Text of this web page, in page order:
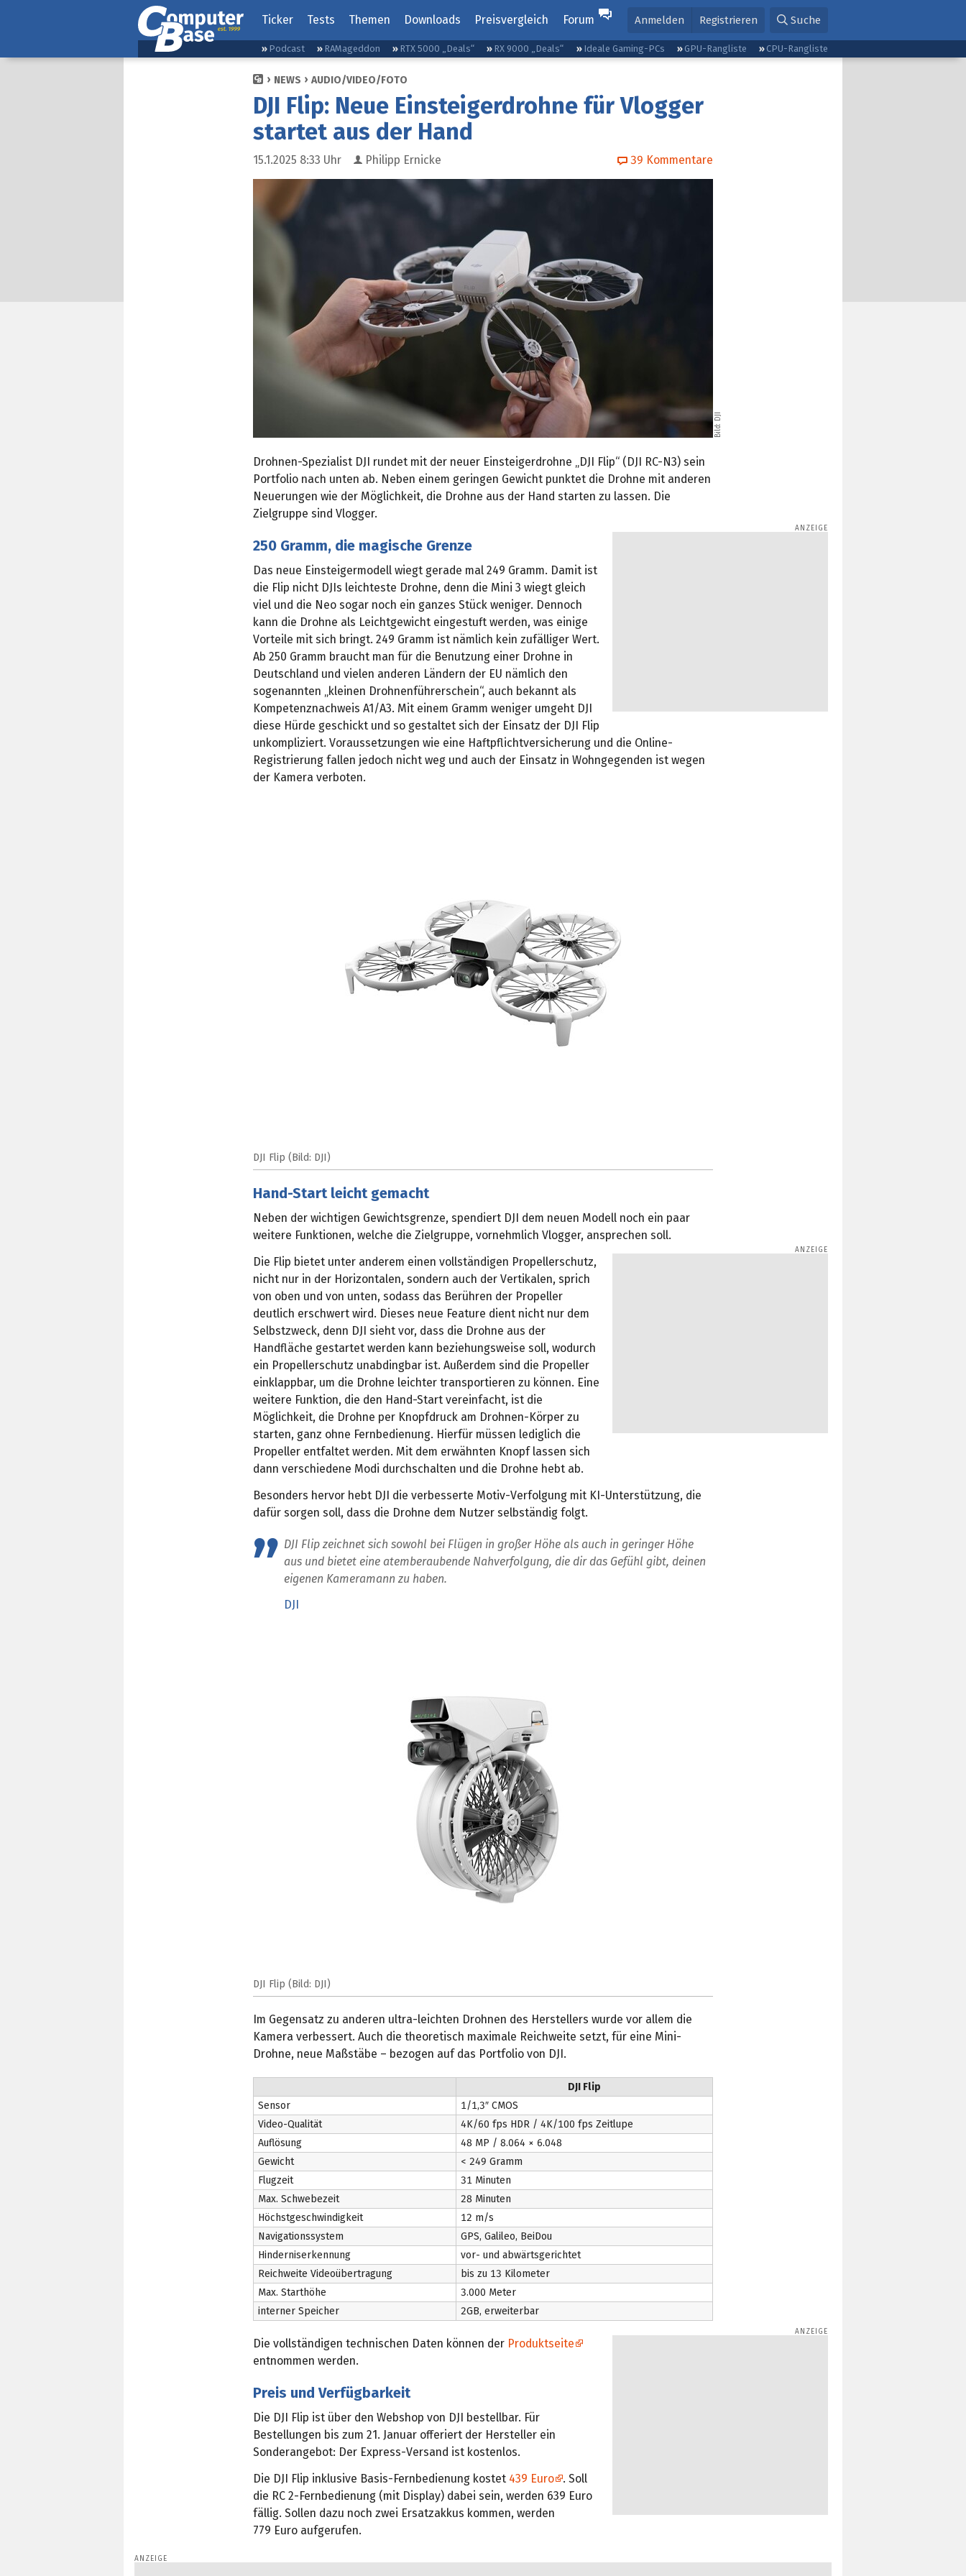
Ticker Tests Themen Downloads Preisvergleich Forum Anmelden Registrieren Suche
Podcast RAMageddon RTX 5000 „Deals“ RX 9000 „Deals“ Ideale Gaming-PCs GPU-Rangliste CPU-Rangliste
NEWS AUDIO/VIDEO/FOTO
DJI Flip: Neue Einsteigerdrohne für Vlogger
startet aus der Hand
15.1.2025 8:33 Uhr Philipp Ernicke 39 Kommentare
Bild: DJI
Drohnen-Spezialist DJI rundet mit der neuer Einsteigerdrohne „DJI Flip“ (DJI RC-N3) sein
Portfolio nach unten ab. Neben einem geringen Gewicht punktet die Drohne mit anderen
Neuerungen wie der Möglichkeit, die Drohne aus der Hand starten zu lassen. Die
Zielgruppe sind Vlogger.
250 Gramm, die magische Grenze
Das neue Einsteigermodell wiegt gerade mal 249 Gramm. Damit ist
die Flip nicht DJIs leichteste Drohne, denn die Mini 3 wiegt gleich
viel und die Neo sogar noch ein ganzes Stück weniger. Dennoch
kann die Drohne als Leichtgewicht eingestuft werden, was einige
Vorteile mit sich bringt. 249 Gramm ist nämlich kein zufälliger Wert.
Ab 250 Gramm braucht man für die Benutzung einer Drohne in
Deutschland und vielen anderen Ländern der EU nämlich den
sogenannten „kleinen Drohnenführerschein“, auch bekannt als
Kompetenznachweis A1/A3. Mit einem Gramm weniger umgeht DJI
diese Hürde geschickt und so gestaltet sich der Einsatz der DJI Flip
unkompliziert. Voraussetzungen wie eine Haftpflichtversicherung und die Online-
Registrierung fallen jedoch nicht weg und auch der Einsatz in Wohngegenden ist wegen
der Kamera verboten.
DJI Flip (Bild: DJI)
Hand-Start leicht gemacht
Neben der wichtigen Gewichtsgrenze, spendiert DJI dem neuen Modell noch ein paar
weitere Funktionen, welche die Zielgruppe, vornehmlich Vlogger, ansprechen soll.
Die Flip bietet unter anderem einen vollständigen Propellerschutz,
nicht nur in der Horizontalen, sondern auch der Vertikalen, sprich
von oben und von unten, sodass das Berühren der Propeller
deutlich erschwert wird. Dieses neue Feature dient nicht nur dem
Selbstzweck, denn DJI sieht vor, dass die Drohne aus der
Handfläche gestartet werden kann beziehungsweise soll, wodurch
ein Propellerschutz unabdingbar ist. Außerdem sind die Propeller
einklappbar, um die Drohne leichter transportieren zu können. Eine
weitere Funktion, die den Hand-Start vereinfacht, ist die
Möglichkeit, die Drohne per Knopfdruck am Drohnen-Körper zu
starten, ganz ohne Fernbedienung. Hierfür müssen lediglich die
Propeller entfaltet werden. Mit dem erwähnten Knopf lassen sich
dann verschiedene Modi durchschalten und die Drohne hebt ab.
Besonders hervor hebt DJI die verbesserte Motiv-Verfolgung mit KI-Unterstützung, die
dafür sorgen soll, dass die Drohne dem Nutzer selbständig folgt.
DJI Flip zeichnet sich sowohl bei Flügen in großer Höhe als auch in geringer Höhe
aus und bietet eine atemberaubende Nahverfolgung, die dir das Gefühl gibt, deinen
eigenen Kameramann zu haben.
DJI
DJI Flip (Bild: DJI)
Im Gegensatz zu anderen ultra-leichten Drohnen des Herstellers wurde vor allem die
Kamera verbessert. Auch die theoretisch maximale Reichweite setzt, für eine Mini-
Drohne, neue Maßstäbe – bezogen auf das Portfolio von DJI.
DJI Flip
Sensor
1/1,3″ CMOS
Video-Qualität
4K/60 fps HDR / 4K/100 fps Zeitlupe
Auflösung
48 MP / 8.064 × 6.048
Gewicht
< 249 Gramm
Flugzeit
31 Minuten
Max. Schwebezeit
28 Minuten
Höchstgeschwindigkeit
12 m/s
Navigationssystem
GPS, Galileo, BeiDou
Hinderniserkennung
vor- und abwärtsgerichtet
Reichweite Videoübertragung
bis zu 13 Kilometer
Max. Starthöhe
3.000 Meter
interner Speicher
2GB, erweiterbar
Die vollständigen technischen Daten können der Produktseite
entnommen werden.
Preis und Verfügbarkeit
Die DJI Flip ist über den Webshop von DJI bestellbar. Für
Bestellungen bis zum 21. Januar offeriert der Hersteller ein
Sonderangebot: Der Express-Versand ist kostenlos.
Die DJI Flip inklusive Basis-Fernbedienung kostet 439 Euro
. Soll
die RC 2-Fernbedienung (mit Display) dabei sein, werden 639 Euro
fällig. Sollen dazu noch zwei Ersatzakkus kommen, werden
779 Euro aufgerufen.